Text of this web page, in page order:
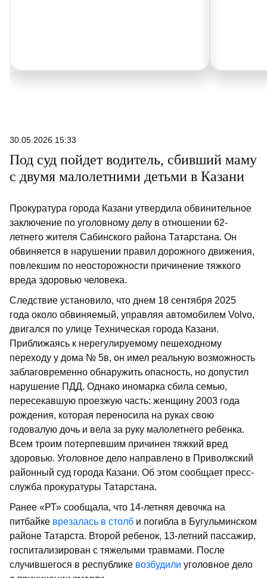
30.05.2026 15:33
Под суд пойдет водитель, сбивший маму
с двумя малолетними детьми в Казани
Прокуратура города Казани утвердила обвинительное
заключение по уголовному делу в отношении 62-
летнего жителя Сабинского района Татарстана. Он
обвиняется в нарушении правил дорожного движения,
повлекшим по неосторожности причинение тяжкого
вреда здоровью человека.
Следствие установило, что днем 18 сентября 2025
года около обвиняемый, управляя автомобилем Volvo,
двигался по улице Техническая города Казани.
Приближаясь к нерегулируемому пешеходному
переходу у дома № 5в, он имел реальную возможность
заблаговременно обнаружить опасность, но допустил
нарушение ПДД. Однако иномарка сбила семью,
пересекавшую проезжую часть: женщину 2003 года
рождения, которая переносила на руках свою
годовалую дочь и вела за руку малолетнего ребенка.
Всем троим потерпевшим причинен тяжкий вред
здоровью. Уголовное дело направлено в Приволжский
районный суд города Казани. Об этом сообщает пресс-
служба прокуратуры Татарстана.
Ранее «РТ» сообщала, что 14-летняя девочка на
питбайке врезалась в столб и погибла в Бугульминском
районе Татарста. Второй ребенок, 13-летний пассажир,
госпитализирован с тяжелыми травмами. После
случившегося в республике возбудили уголовное дело